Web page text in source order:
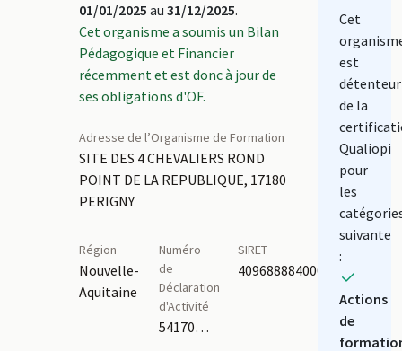
01/01/2025 au 31/12/2025.
Cet organisme a soumis un Bilan
Pédagogique et Financier
récemment et est donc à jour de
ses obligations d'OF.
Adresse de l’Organisme de Formation
SITE DES 4 CHEVALIERS ROND
POINT DE LA REPUBLIQUE, 17180
PERIGNY
Région
Nouvelle-
Aquitaine
Numéro
de
Déclaration
d'Activité
54170070817
SIRET
40968888400033
Cet
est
détenteur
de la
Qualiopi
pour
les
suivante
:
Actions
de